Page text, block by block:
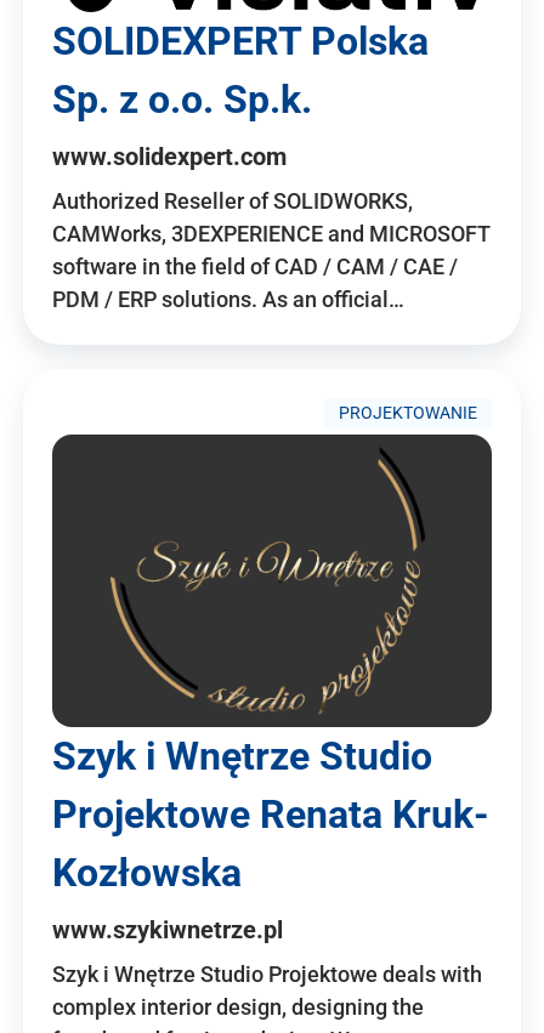
SOLIDEXPERT Polska
Sp. z o.o. Sp.k.
www.solidexpert.com
Authorized Reseller of SOLIDWORKS,
CAMWorks, 3DEXPERIENCE and MICROSOFT
software in the field of CAD / CAM / CAE /
PDM / ERP solutions. As an official…
PROJEKTOWANIE
Szyk i Wnętrze Studio
Projektowe Renata Kruk-
Kozłowska
www.szykiwnetrze.pl
Szyk i Wnętrze Studio Projektowe deals with
complex interior design, designing the